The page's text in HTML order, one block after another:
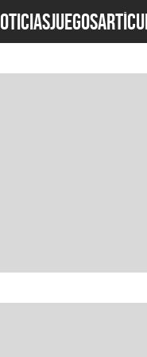
JUEGOS